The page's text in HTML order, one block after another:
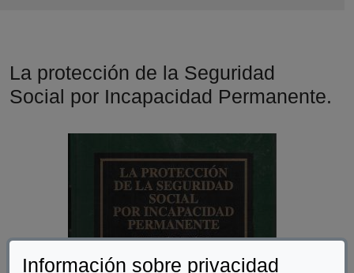
Información sobre privacidad
La protección de la Seguridad
Social por Incapacidad Permanente.